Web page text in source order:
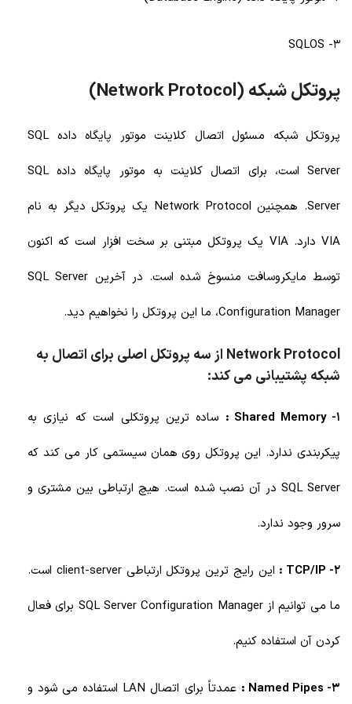
3- SQLOS
پروتکل شبکه (Network Protocol)
پروتکل شبکه مسئول اتصال کلاینت موتور پایگاه داده SQL
Server است، برای اتصال کلاینت به موتور پایگاه داده SQL
Server. همچنین Network Protocol یک پروتکل دیگر به نام
VIA دارد. VIA یک پروتکل مبتنی بر سخت افزار است که اکنون
توسط مایکروسافت منسوخ شده است. در آخرین SQL Server
Configuration Manager، ما این پروتکل را نخواهیم دید.
Network Protocol از سه پروتکل اصلی برای اتصال به
شبکه پشتیبانی می کند:
1- Shared Memory :
ساده ترین پروتکلی است که نیازی به
پیکربندی ندارد. این پروتکل روی همان سیستمی کار می کند که
SQL Server در آن نصب شده است. هیچ ارتباطی بین مشتری و
سرور وجود ندارد.
2- TCP/IP :
این رایج ترین پروتکل ارتباطی client-server است.
ما می توانیم از SQL Server Configuration Manager برای فعال
کردن آن استفاده کنیم.
3- Named Pipes :
عمدتاً برای اتصال LAN استفاده می شود و